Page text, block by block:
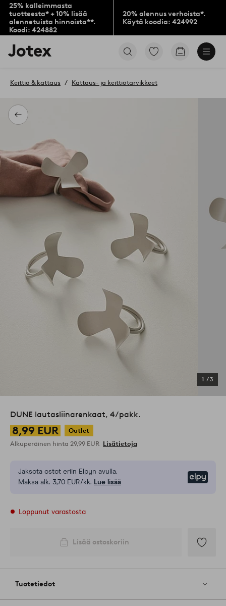
25% kalleimmasta
tuotteesta* + 10% lisää
alennetuista hinnoista**.
Koodi: 424882
20% alennus verhoista*.
Käytä koodia: 424992
Jotex-
logo
aloitussivulle
Siirry
Siirry
Takaisin
Keittiö & kattaus Kattaus- ja keittiötarvikkeet
1 /3
DUNE lautasliinarenkaat, 4/pakk.
8,99 EUR
Outlet
Alkuperäinen hinta 29,99 EUR Lisätietoja
Jaksota ostot eriin Elpyn avulla.
Maksa alk. 3,70 EUR/kk. Lue lisää
Loppunut varastosta
Lisää ostoskoriin
Tuotetiedot